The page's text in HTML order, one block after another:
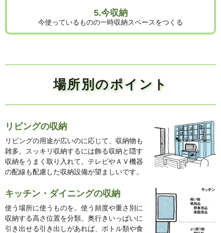
5.今収納
今使っているものの一時収納スペースをつくる
場所別のポイント
リビングの収納
リビングの用途が広いのに応じて、収納物も
雑多。スッキリ収納するには飾る収納と隠す
収納をうまく取り入れて。テレビやＡＶ機器
の配線も配慮した収納設備が望ましいです。
キッチン・ダイニングの収納
使う場所に使うものを。使う頻度や重さ別に
収納する高さ位置を分類。奥行きいっぱいに
引き出せる引き出しがあれば、ボトル類や食